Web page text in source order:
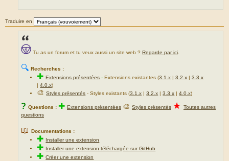
Traduire en
Tu as un forum et tu veux aussi un site web ? Regarde par ici
🔍 Recherches :
✚Extensions présentées -Extensions existantes (3.1.x |3.2.x |3.3.x
|4.0.x)
🎨Styles présentés - Styles existants (3.1.x |3.2.x |3.3.x |4.0.x)
? Questions : ✚ Extensions présentées 🎨 Styles présentés ★ Toutes autres
questions
📖 Documentations :
✚ Installer une extension
✚ Installer une extension téléchargée sur GitHub
✚Créer une extension